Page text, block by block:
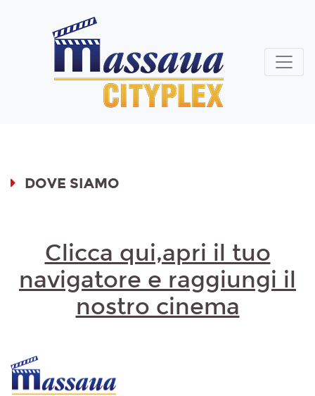
DOVE SIAMO
Clicca qui,apri il tuo
navigatore e raggiungi il
nostro cinema